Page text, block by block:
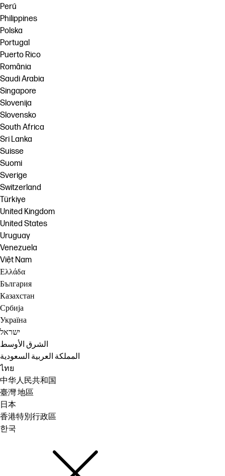
Perú
Philippines
Polska
Portugal
Puerto Rico
România
Saudi Arabia
Singapore
Slovenija
Slovensko
South Africa
Sri Lanka
Suisse
Suomi
Sverige
Switzerland
Türkiye
United Kingdom
United States
Uruguay
Venezuela
Việt Nam
Ελλάδα
България
Казахстан
Србија
Україна
ישראל
الشرق الأوسط
المملكة العربية السعودية
ไทย
中华人民共和国
臺灣 地區
日本
香港特別行政區
한국